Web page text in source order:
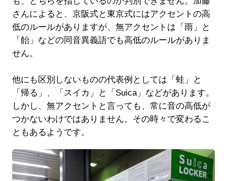
さんによると、京阪式と東京式にはアクセントの高
低のルールがありますが、無アクセントは「雨」と
「飴」などの同音異義語でも高低のルールがありま
せん。
他にも区別しないものの代表例としては「蛙」と
「帰る」、「スイカ」と「Suica」などがあります。
しかし、無アクセントと言っても、常に音の高低が
つかないわけではありません。その時々で変わるこ
ともあるようです。